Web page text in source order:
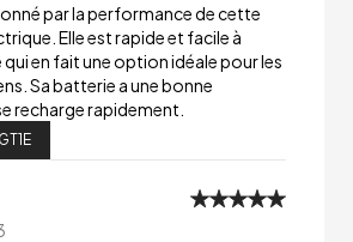
par la performance de cette
Elle est rapide et facile à
en fait une option idéale pour les
Sa batterie a une bonne
recharge rapidement.